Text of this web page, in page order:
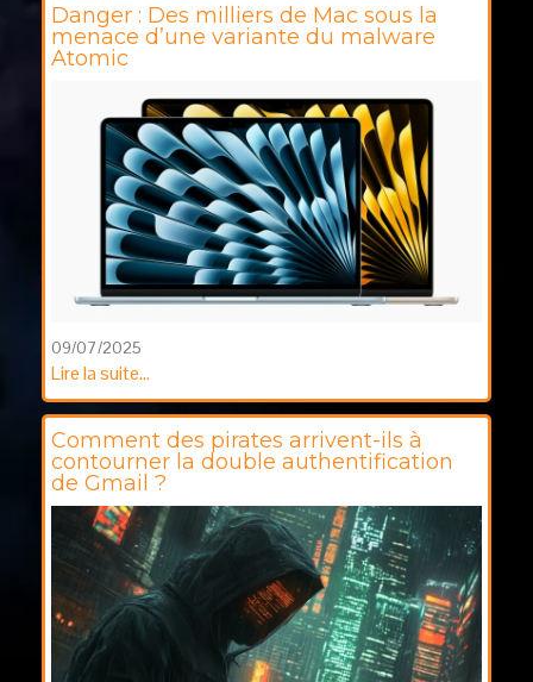
Danger : Des milliers de Mac sous la
menace d’une variante du malware
Atomic
09/07/2025
Lire la suite...
Comment des pirates arrivent-ils à
contourner la double authentification
de Gmail ?